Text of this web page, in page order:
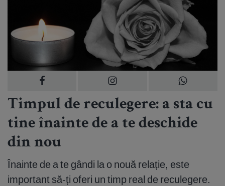
Timpul de reculegere: a sta cu
tine înainte de a te deschide
din nou
Înainte de a te gândi la o nouă relație, este
important să-ți oferi un timp real de reculegere.